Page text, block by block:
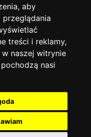
aby
treści i reklamy,
naszej witrynie
nasi
i naukowa